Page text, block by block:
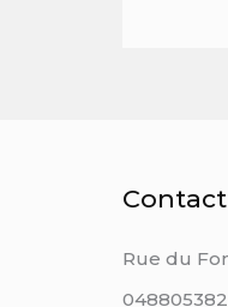
Contact
Rue du